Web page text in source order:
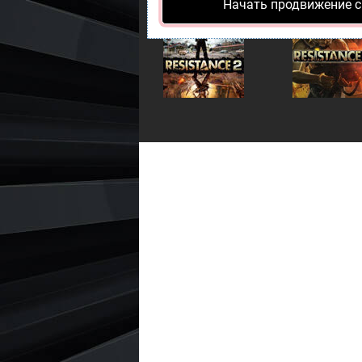
Начать продвижение
Resistance 2 Resistance 3